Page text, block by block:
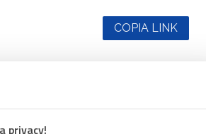
privacy!
COPIA LINK